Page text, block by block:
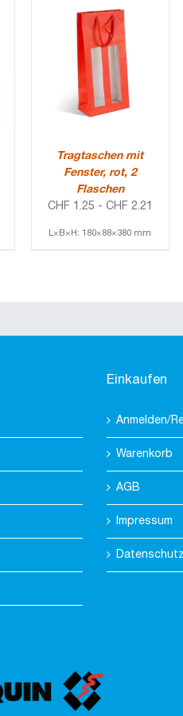
Tragtaschen mit
Fenster, rot, 2
Flaschen
CHF 1.25 - CHF 2.21
L×B×H: 180×88×380 mm
Einkaufen
Anmelden/
Warenkorb
AGB
Impressum